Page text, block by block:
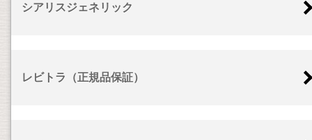
シアリスジェネリック
レビトラ（正規品保証）